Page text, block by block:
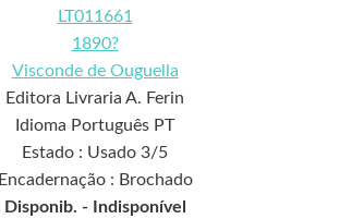
LT011661
1890?
Visconde de Ouguella
Editora Livraria A. Ferin
Idioma Português PT
Estado : Usado 3/5
Encadernação : Brochado
Disponib. -
Indisponível